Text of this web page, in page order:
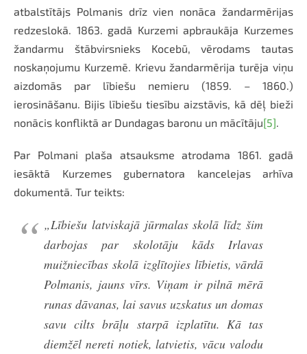
atbalstītājs Polmanis drīz vien nonāca žandarmērijas
redzeslokā. 1863. gadā Kurzemi apbraukāja Kurzemes
žandarmu štābvirsnieks Kocebū, vērodams tautas
noskaņojumu Kurzemē. Krievu žandarmērija turēja viņu
aizdomās par lībiešu nemieru (1859. – 1860.)
ierosināšanu. Bijis lībiešu tiesību aizstāvis, kā dēļ bieži
nonācis konfliktā ar Dundagas baronu un mācītāju[5]
Par Polmani plaša atsauksme atrodama 1861. gadā
iesāktā Kurzemes gubernatora kancelejas arhīva
dokumentā. Tur teikts:
„Lībiešu latviskajā jūrmalas skolā līdz šim
darbojas par skolotāju kāds Irlavas
muižniecības skolā izglītojies lībietis, vārdā
Polmanis, jauns vīrs. Viņam ir pilnā mērā
runas dāvanas, lai savus uzskatus un domas
savu cilts brāļu starpā izplatītu. Kā tas
diemžēl nereti notiek, latvietis, vācu valodu